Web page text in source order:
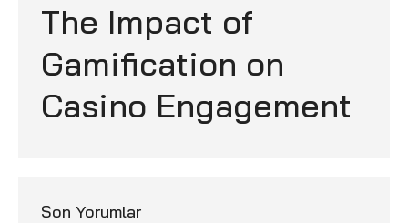
The Impact of
Gamification on
Casino Engagement
Son Yorumlar